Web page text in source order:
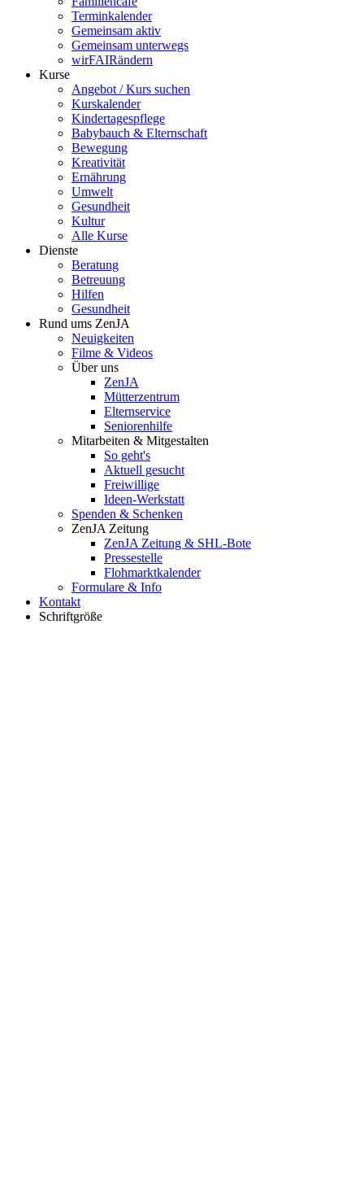
Terminkalender
Gemeinsam aktiv
Gemeinsam unterwegs
wirFAIRändern
Kurse
Angebot / Kurs suchen
Kurskalender
Kindertagespflege
Babybauch & Elternschaft
Bewegung
Kreativität
Ernährung
Umwelt
Gesundheit
Kultur
Alle Kurse
Dienste
Beratung
Betreuung
Hilfen
Gesundheit
Rund ums ZenJA
Neuigkeiten
Filme & Videos
Über uns
ZenJA
Mütterzentrum
Elternservice
Seniorenhilfe
Mitarbeiten & Mitgestalten
So geht's
Aktuell gesucht
Freiwillige
Ideen-Werkstatt
Spenden & Schenken
ZenJA Zeitung
ZenJA Zeitung & SHL-Bote
Pressestelle
Flohmarktkalender
Formulare & Info
Kontakt
Schriftgröße